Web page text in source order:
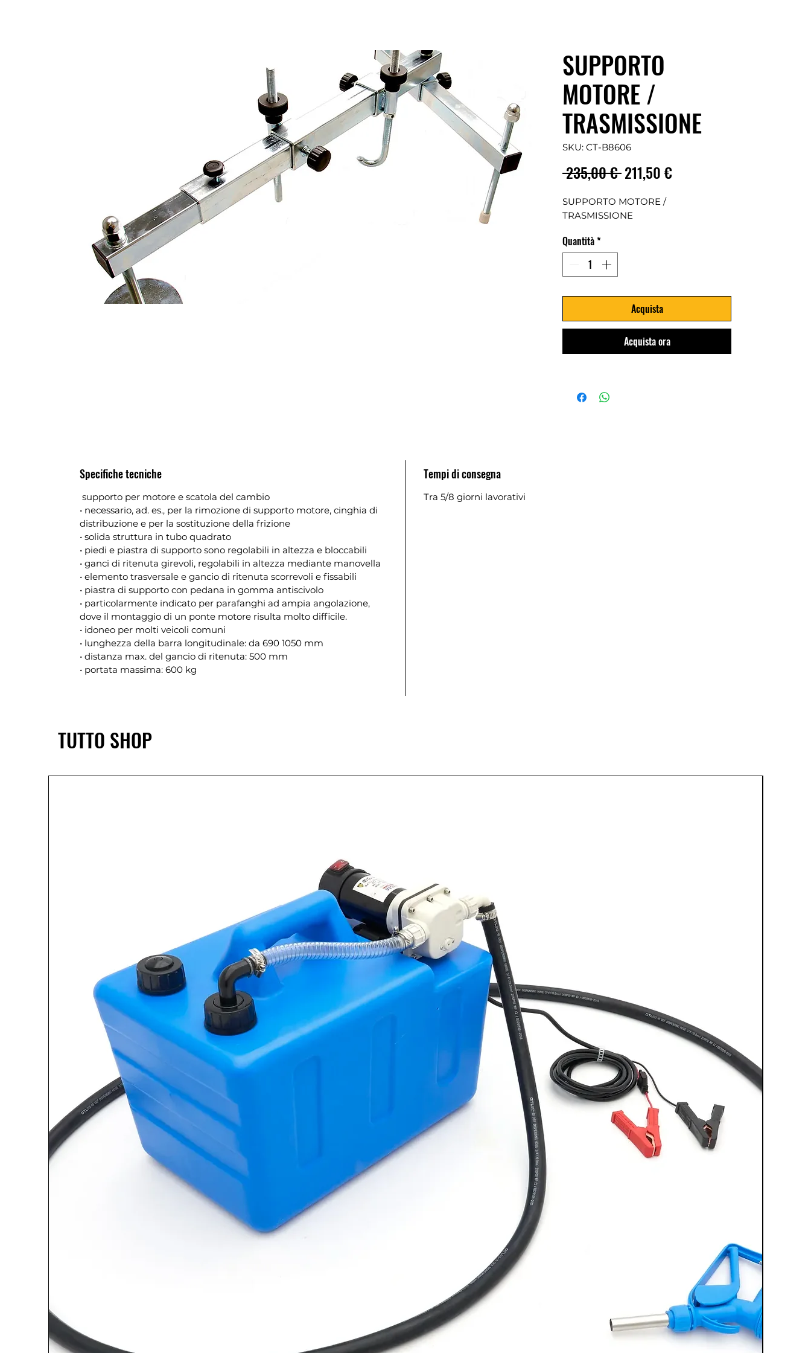
SUPPORTO
MOTORE /
TRASMISSIONE
SKU: CT-B8606
235,00 € Prezzo
regolare
211,50 €
SUPPORTO MOTORE /
TRASMISSIONE
Quantità*
Acquista
Acquista ora
Specifiche tecniche
supporto per motore e scatola del cambio
• necessario, ad. es., per la rimozione di supporto motore, cinghia di
distribuzione e per la sostituzione della frizione
• solida struttura in tubo quadrato
• piedi e piastra di supporto sono regolabili in altezza e bloccabili
• ganci di ritenuta girevoli, regolabili in altezza mediante manovella
• elemento trasversale e gancio di ritenuta scorrevoli e fissabili
• piastra di supporto con pedana in gomma antiscivolo
• particolarmente indicato per parafanghi ad ampia angolazione,
dove il montaggio di un ponte motore risulta molto difficile.
• idoneo per molti veicoli comuni
• lunghezza della barra longitudinale: da 690 1050 mm
• distanza max. del gancio di ritenuta: 500 mm
• portata massima: 600 kg
Tempi di consegna
Tra 5/8 giorni lavorativi
TUTTO SHOP